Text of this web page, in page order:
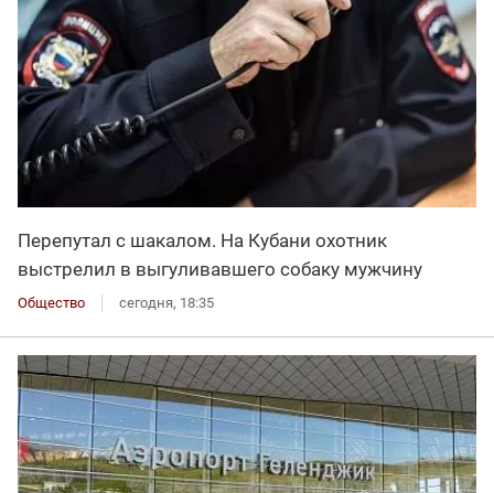
Перепутал с шакалом. На Кубани охотник
выстрелил в выгуливавшего собаку мужчину
Общество сегодня, 18:35